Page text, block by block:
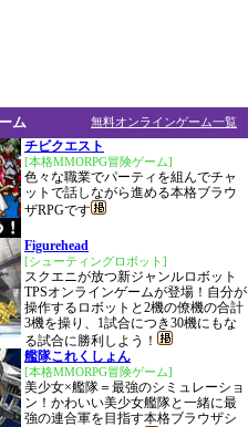
無料オンラインゲーム一覧
ム
チビクエスト
[本格MMORPG冒険ゲーム]
色々な職業でパーティを組んでチャ
ットで話しながら進める本格ブラウ
ザRPGです
Figurehead
[シューティングロボット]
スクエニが放つ新ジャンルロボット
TPSオンラインゲームが登場！自分が
操作するロボットと2機の僚機の合計
3機を操り、1試合につき30機にもな
る試合に勝利しよう！
艦隊これくしょん
[本格MMORPG冒険ゲーム]
美少女×艦隊＝最強のシミュレーショ
ン！かわいい美少女艦隊と一緒に最
強の連合軍を目指す本格ブラウザシ